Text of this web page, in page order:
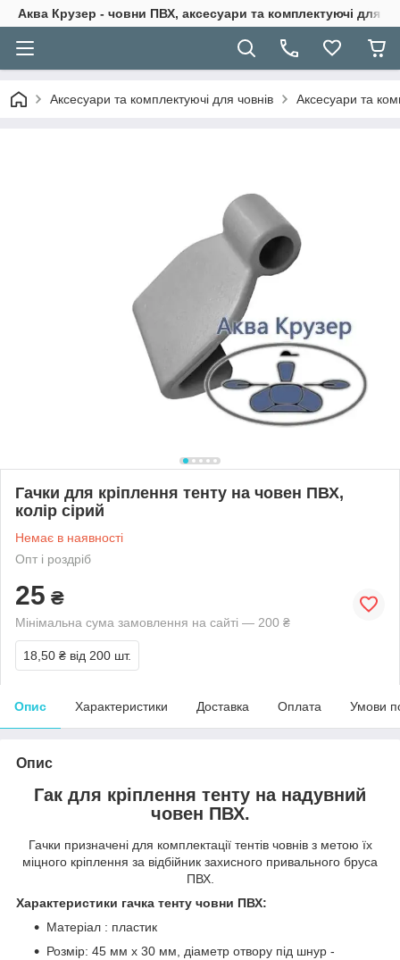
Аква Крузер - човни ПВХ, аксесуари та комплектуючі для
Аксесуари та комплектуючі для човнів Аксесуари та
Гачки для кріплення тенту на човен ПВХ,
колір сірий
Немає в наявності
Опт і роздріб
25 ₴
Мінімальна сума замовлення на сайті — 200 ₴
18,50 ₴ від 200 шт.
Опис Характеристики Доставка Оплата Умови
Опис
Гак для кріплення тенту на надувний
човен ПВХ.
Гачки призначені для комплектації тентів човнів з метою їх
міцного кріплення за відбійник захисного привального бруса
ПВХ.
Характеристики гачка тенту човни ПВХ:
Матеріал : пластик
Розмір: 45 мм х 30 мм, діаметр отвору під шнур -